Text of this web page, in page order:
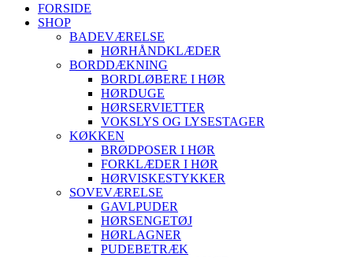
FORSIDE
SHOP
BADEVÆRELSE
HØRHÅNDKLÆDER
BORDDÆKNING
BORDLØBERE I HØR
HØRDUGE
HØRSERVIETTER
VOKSLYS OG LYSESTAGER
KØKKEN
BRØDPOSER I HØR
FORKLÆDER I HØR
HØRVISKESTYKKER
SOVEVÆRELSE
GAVLPUDER
HØRSENGETØJ
HØRLAGNER
PUDEBETRÆK